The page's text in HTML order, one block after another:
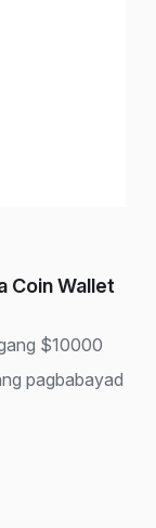
Coin Wallet
$10000
pagbabayad